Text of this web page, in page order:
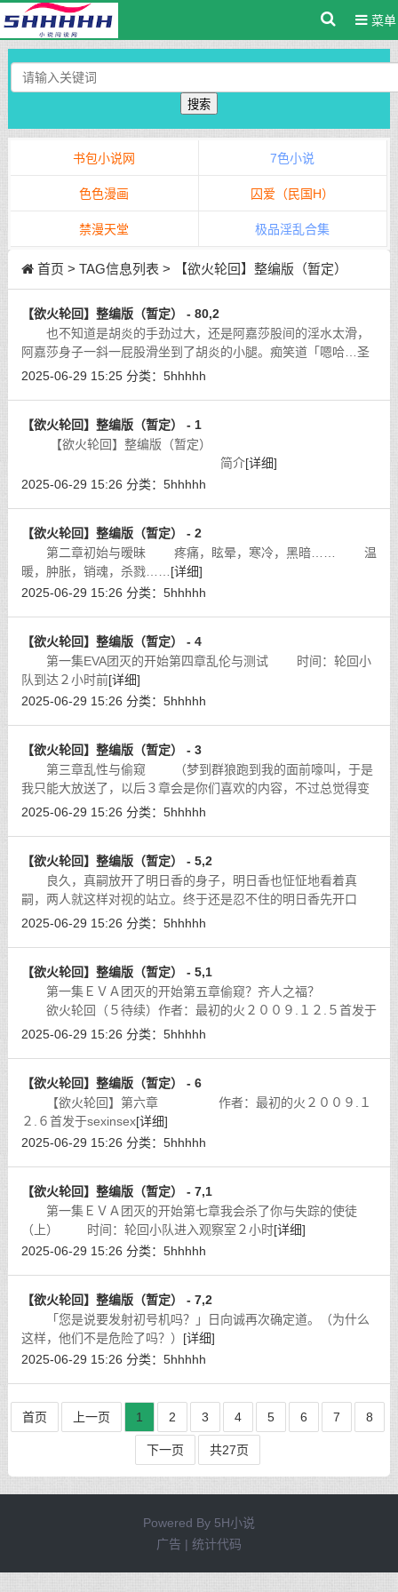
菜单
搜索
书包小说网 7色小说
色色漫画 囚爱（民国H）
禁漫天堂 极品淫乱合集
首页 > TAG信息列表 > 【欲火轮回】整编版（暂定）
【欲火轮回】整编版（暂定） - 80,2
也不知道是胡炎的手劲过大，还是阿嘉莎股间的淫水太滑，
阿嘉莎身子一斜一屁股滑坐到了胡炎的小腿。痴笑道「嗯哈…圣
王主人的精液，好舒服的感觉，圣王主人我们再来。啊。」
2025-06-29 15:25 分类： 5hhhhh
【欲火轮回】整编版（暂定） - 1
【欲火轮回】整编版（暂定）
简介[详细]
2025-06-29 15:26 分类： 5hhhhh
【欲火轮回】整编版（暂定） - 2
第二章初始与暧昧 疼痛，眩晕，寒冷，黑暗…… 温
暖，肿胀，销魂，杀戮…… [详细]
2025-06-29 15:26 分类： 5hhhhh
【欲火轮回】整编版（暂定） - 4
第一集EVA团灭的开始第四章乱伦与测试 时间：轮回小
队到达２小时前[详细]
2025-06-29 15:26 分类： 5hhhhh
【欲火轮回】整编版（暂定） - 3
第三章乱性与偷窥 （梦到群狼跑到我的面前嚎叫，于是
我只能大放送了，以后３章会是你们喜欢的内容，不过总觉得变
成写ＥＶＡ的Ｈ同人了。）[详细]
2025-06-29 15:26 分类： 5hhhhh
【欲火轮回】整编版（暂定） - 5,2
良久，真嗣放开了明日香的身子，明日香也怔怔地看着真
嗣，两人就这样对视的站立。终于还是忍不住的明日香先开口
道：「好…不过…算了…」明日香有些黯然的摇了摇头。
2025-06-29 15:26 分类： 5hhhhh
【欲火轮回】整编版（暂定） - 5,1
第一集ＥＶＡ团灭的开始第五章偷窥？齐人之福？
欲火轮回（５待续）作者：最初的火２００９.１２.５首发于
ｓｅｘｉｎｓｅｘ[详细]
2025-06-29 15:26 分类： 5hhhhh
【欲火轮回】整编版（暂定） - 6
【欲火轮回】第六章 作者：最初的火２００９.１
２.６首发于sexinsex[详细]
2025-06-29 15:26 分类： 5hhhhh
【欲火轮回】整编版（暂定） - 7,1
第一集ＥＶＡ团灭的开始第七章我会杀了你与失踪的使徒
（上） 时间：轮回小队进入观察室２小时[详细]
2025-06-29 15:26 分类： 5hhhhh
【欲火轮回】整编版（暂定） - 7,2
「您是说要发射初号机吗？」日向诚再次确定道。（为什么
这样，他们不是危险了吗？） [详细]
2025-06-29 15:26 分类： 5hhhhh
首页 上一页 1 2 3 4 5 6 7 8
下一页 共27页
Powered By 5H小说
广告 | 统计代码